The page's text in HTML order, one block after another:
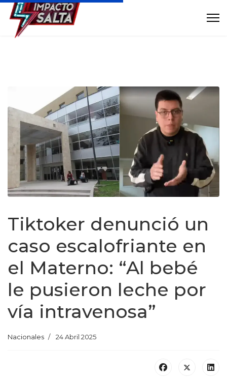
Tiktoker denunció un
caso escalofriante en
el Materno: “Al bebé
le pusieron leche por
vía intravenosa”
Nacionales 24 Abril 2025